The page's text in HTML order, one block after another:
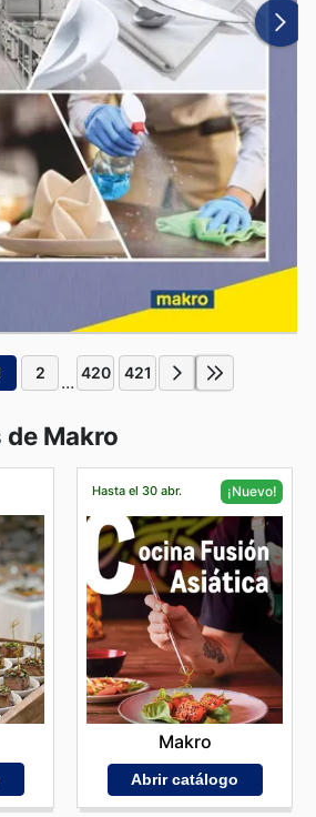
2 ... 420 421
Makro
Hasta el 30 abr. ¡Nuevo!
Makro
Abrir catálogo